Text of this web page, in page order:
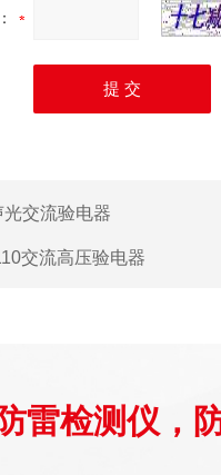
交流验电器
交流高压验电器
雷检测仪，